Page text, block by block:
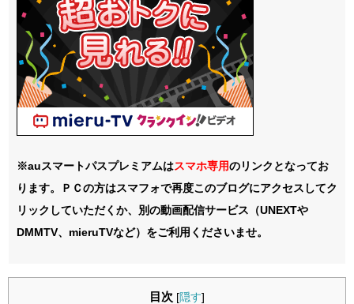
※auスマートパスプレミアムはスマホ専用のリンクとなってお
ります。ＰＣの方はスマフォで再度このブログにアクセスしてク
リックしていただくか、別の動画配信サービス（UNEXTや
DMMTV、mieruTVなど）をご利用くださいませ。
目次 [隠す]